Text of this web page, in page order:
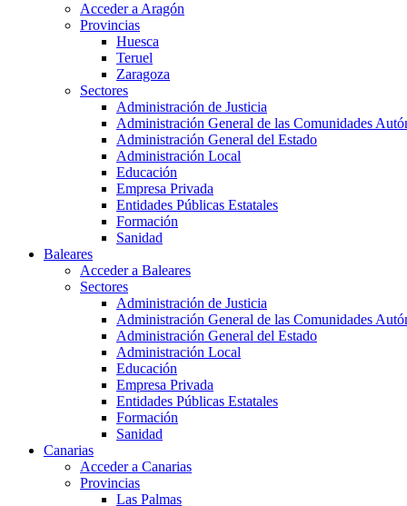
Acceder a Aragón
Provincias
Huesca
Teruel
Zaragoza
Sectores
Administración de Justicia
Administración General de las Comunidades
Administración General del Estado
Administración Local
Educación
Empresa Privada
Entidades Públicas Estatales
Formación
Sanidad
Baleares
Acceder a Baleares
Sectores
Administración de Justicia
Administración General de las Comunidades
Administración General del Estado
Administración Local
Educación
Empresa Privada
Entidades Públicas Estatales
Formación
Sanidad
Canarias
Acceder a Canarias
Provincias
Las Palmas